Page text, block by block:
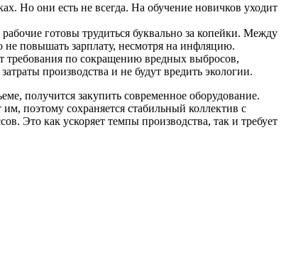
Но они есть не всегда. На обучение новичков уходит
готовы трудиться буквально за копейки. Между
не повышать зарплату, несмотря на инфляцию.
требования по сокращению вредных выбросов,
производства и не будут вредить экологии.
получится закупить современное оборудование.
поэтому сохраняется стабильный коллектив с
Это как ускоряет темпы производства, так и требует